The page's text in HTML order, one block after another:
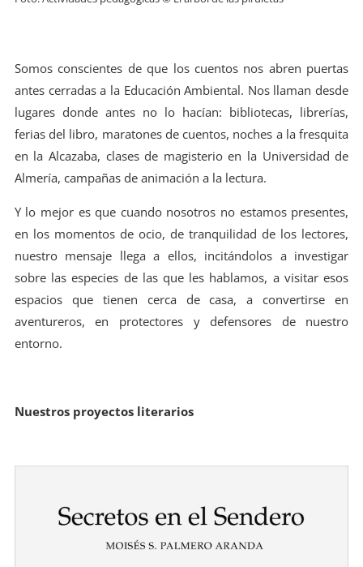
Somos conscientes de que los cuentos nos abren puertas
antes cerradas a la Educación Ambiental. Nos llaman desde
lugares donde antes no lo hacían: bibliotecas, librerías,
ferias del libro, maratones de cuentos, noches a la fresquita
en la Alcazaba, clases de magisterio en la Universidad de
Almería, campañas de animación a la lectura.
Y lo mejor es que cuando nosotros no estamos presentes,
en los momentos de ocio, de tranquilidad de los lectores,
nuestro mensaje llega a ellos, incitándolos a investigar
sobre las especies de las que les hablamos, a visitar esos
espacios que tienen cerca de casa, a convertirse en
aventureros, en protectores y defensores de nuestro
entorno.
Nuestros proyectos literarios